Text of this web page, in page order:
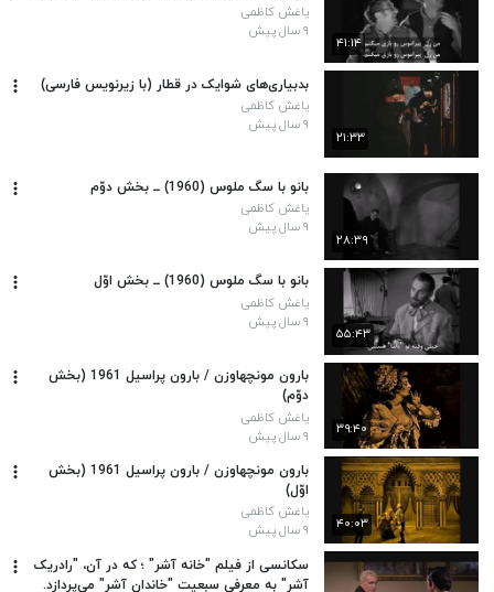
۴۱:۱۴
یاغش کاظمی
۹ سال پیش
۲۱:۳۳
بدبیاری‌های شوایک در قطار (با زیرنویس فارسی)
یاغش کاظمی
۹ سال پیش
۲۸:۳۹
بانو با سگ ملوس (1960) ــ بخش دوّم
یاغش کاظمی
۹ سال پیش
۵۵:۴۳
بانو با سگ ملوس (1960) ــ بخش اوّل
یاغش کاظمی
۹ سال پیش
۳۹:۴۰
بارون مونچهاوزن / بارون پراسیل 1961 (بخش
دوّم)
یاغش کاظمی
۹ سال پیش
۴۰:۰۳
بارون مونچهاوزن / بارون پراسیل 1961 (بخش
اوّل)
یاغش کاظمی
۹ سال پیش
سکانسی از فیلم "خانه آشر" ؛ که در آن، "رادریک
آشر" به معرفیِ سبعیت "خاندان آشر" می‌پردازد.